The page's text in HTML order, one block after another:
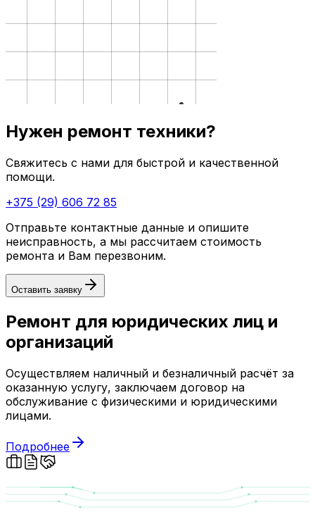
Нужен ремонт техники?
Свяжитесь с нами для быстрой и качественной
помощи.
+375 (29) 606 72 85
Отправьте контактные данные и опишите
неисправность, а мы рассчитаем стоимость
ремонта и Вам перезвоним.
Оставить заявку
Ремонт для юридических лиц и
организаций
Осуществляем наличный и безналичный расчёт за
оказанную услугу, заключаем договор на
обслуживание с физическими и юридическими
лицами.
Подробнее